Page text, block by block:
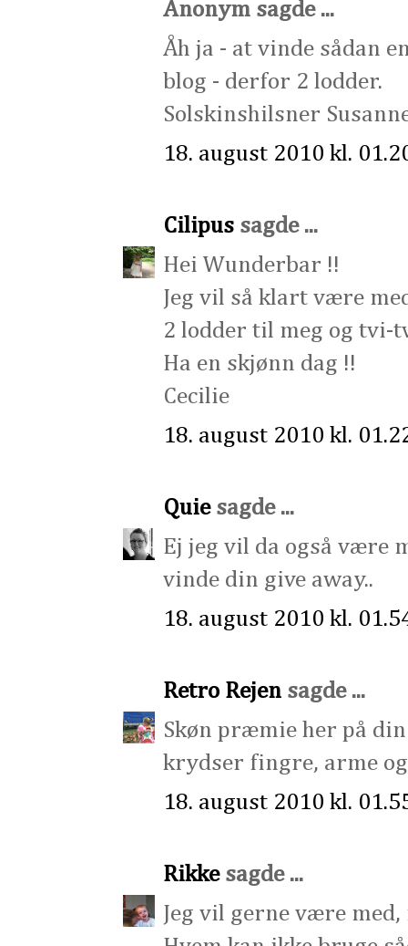
Anonym sagde ...
Åh ja - at vinde sådan
blog - derfor 2 lodder.
Solskinshilsner
18. august 2010 kl.
Cilipus sagde ...
Hei Wunderbar !!
Jeg vil så klart være
2 lodder til meg og tvi-
Ha en skjønn dag !!
Cecilie
18. august 2010 kl.
Quiesagde ...
Ej jeg vil da også være
vinde din give away..
18. august 2010 kl.
Retro Rejen sagde ...
Skøn præmie her på din
krydser fingre, arme
18. august 2010 kl.
Rikkesagde ...
Jeg vil gerne være